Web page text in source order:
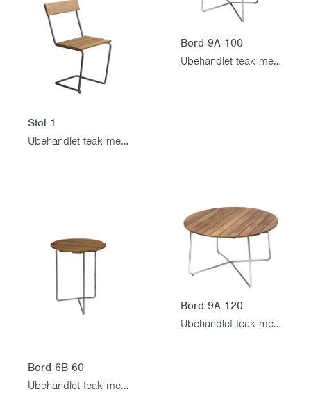
Stol 1
Ubehandlet teak med varmgalvanisert stativ
Bord 9A 100
Ubehandlet teak med varmgalvanisert stativ
Bord 6B 60
Ubehandlet teak med varmgalvanisert stativ
Bord 9A 120
Ubehandlet teak med varmgalvanisert stativ